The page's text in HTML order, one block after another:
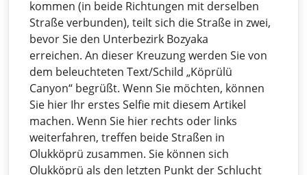
kommen (in beide Richtungen mit derselben
Straße verbunden), teilt sich die Straße in zwei,
bevor Sie den Unterbezirk Bozyaka
erreichen. An dieser Kreuzung werden Sie von
dem beleuchteten Text/Schild „Köprülü
Canyon“ begrüßt. Wenn Sie möchten, können
Sie hier Ihr erstes Selfie mit diesem Artikel
machen. Wenn Sie hier rechts oder links
weiterfahren, treffen beide Straßen in
Olukköprü zusammen. Sie können sich
Olukköprü als den letzten Punkt der Schlucht